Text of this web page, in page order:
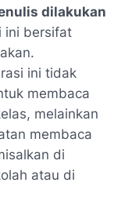
dilakukan
ini bersifat
ini tidak
membaca
melainkan
membaca
di
atau di